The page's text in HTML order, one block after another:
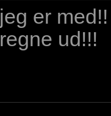
jeg er
regne ud!!!